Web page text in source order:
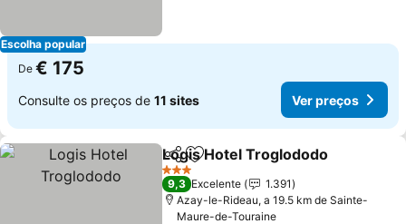
Escolha popular
De € 175
Consulte os preços de 11 sites Ver preços
PartilharAdicionar aos favoritos
Logis Hotel Troglododo
3 Estrelas
9,3 Excelente
1.391
Azay-le-Rideau, a 19.5 km de Sainte-
Maure-de-Touraine